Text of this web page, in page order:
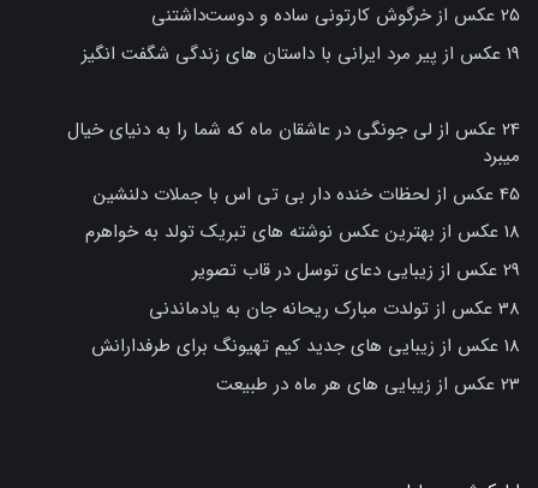
25 عکس از خرگوش کارتونی ساده و دوست‌داشتنی
19 عکس از پیر مرد ایرانی با داستان های زندگی شگفت انگیز
24 عکس از لی جونگی در عاشقان ماه که شما را به دنیای خیال
میبرد
45 عکس از لحظات خنده دار بی تی اس با جملات دلنشین
18 عکس از بهترین عکس نوشته های تبریک تولد به خواهرم
29 عکس از زیبایی دعای توسل در قاب تصویر
38 عکس از تولدت مبارک ریحانه جان به یادماندنی
18 عکس از زیبایی های جدید کیم تهیونگ برای طرفدارانش
23 عکس از زیبایی های هر ماه در طبیعت